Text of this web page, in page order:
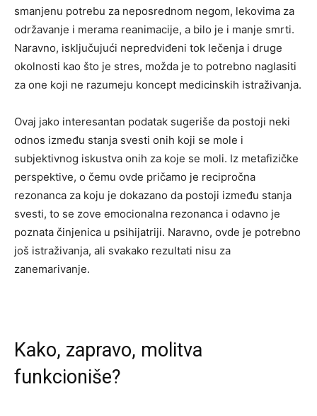
smanjenu potrebu za neposrednom negom, lekovima za
održavanje i merama reanimacije, a bilo je i manje smrti.
Naravno, isključujući nepredviđeni tok lečenja i druge
okolnosti kao što je stres, možda je to potrebno naglasiti
za one koji ne razumeju koncept medicinskih istraživanja.
Ovaj jako interesantan podatak sugeriše da postoji neki
odnos između stanja svesti onih koji se mole i
subjektivnog iskustva onih za koje se moli. Iz metafizičke
perspektive, o čemu ovde pričamo je recipročna
rezonanca za koju je dokazano da postoji između stanja
svesti, to se zove emocionalna rezonanca i odavno je
poznata činjenica u psihijatriji. Naravno, ovde je potrebno
još istraživanja, ali svakako rezultati nisu za
zanemarivanje.
Kako, zapravo, molitva
funkcioniše?